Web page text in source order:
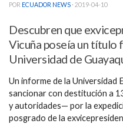
POR ECUADOR NEWS · 2019-04-10
Descubren que
Vicuña poseía un título
Universidad de
Un informe de la Universidad
sancionar con destitución a
y autoridades— por la
posgrado de la